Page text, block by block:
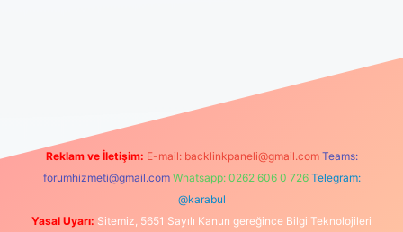
elexbetgiris.org
Reklam ve İletişim: E-mail: backlinkpaneli@gmail.com Teams:
forumhizmeti@gmail.com Whatsapp: 0262 606 0 726 Telegram:
@karabul
Yasal Uyarı: Sitemiz, 5651 Sayılı Kanun gereğince Bilgi Teknolojileri